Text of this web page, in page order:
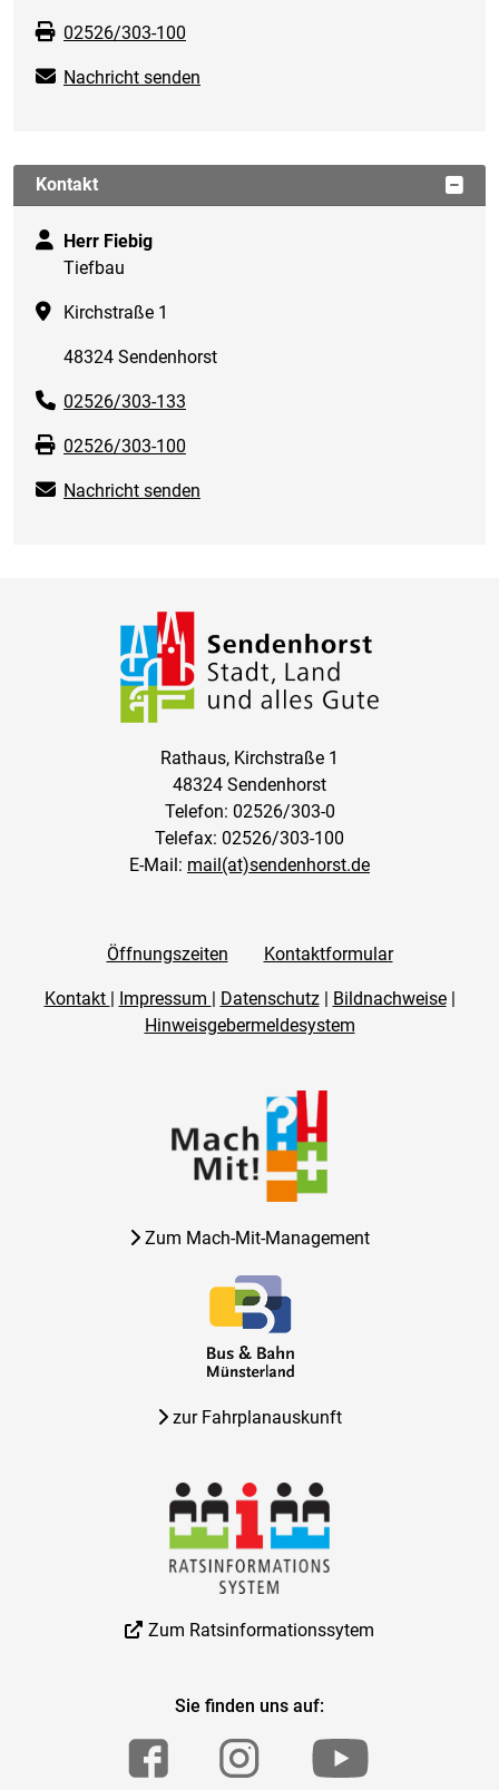
02526/303-100
Nachricht senden
Kontakt
Herr Fiebig
Tiefbau
Kirchstraße 1
48324 Sendenhorst
02526/303-133
02526/303-100
Nachricht senden
Rathaus, Kirchstraße 1
48324 Sendenhorst
Telefon: 02526/303-0
Telefax: 02526/303-100
E-Mail: mail(at)sendenhorst.de
Öffnungszeiten Kontaktformular
Kontakt | Impressum | Datenschutz| Bildnachweise|
Hinweisgebermeldesystem
Zum Mach-Mit-Management
zur Fahrplanauskunft
Zum Ratsinformationssytem
Sie finden uns auf: